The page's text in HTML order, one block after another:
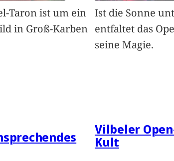
Taron ist um ein
in Groß-Karben
Ist die Sonne
entfaltet das
seine Magie.
Vilbeler
Kult